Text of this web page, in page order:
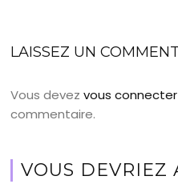
LAISSEZ UN
Vous devezvous connecter
commentaire.
VOUS DEVRIEZ